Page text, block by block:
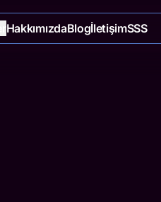
HakkımızdaBlogİletişimSSS